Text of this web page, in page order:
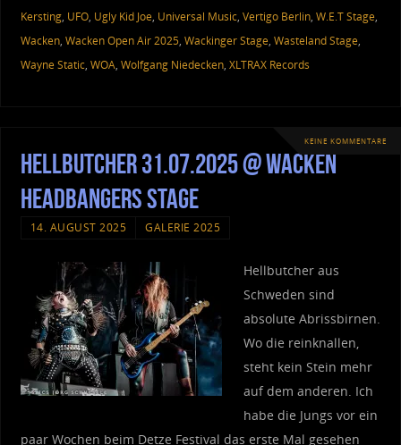
Kersting, UFO, Ugly Kid Joe, Universal Music, Vertigo Berlin, W.E.T Stage,
Wacken, Wacken Open Air 2025, Wackinger Stage, Wasteland Stage,
Wayne Static, WOA, Wolfgang Niedecken, XLTRAX Records
KEINE KOMMENTARE
Hellbutcher 31.07.2025 @ Wacken
Headbangers Stage
14. AUGUST 2025 GALERIE 2025
Hellbutcher aus
Schweden sind
absolute Abrissbirnen.
Wo die reinknallen,
steht kein Stein mehr
auf dem anderen. Ich
habe die Jungs vor ein
paar Wochen beim Detze Festival das erste Mal gesehen